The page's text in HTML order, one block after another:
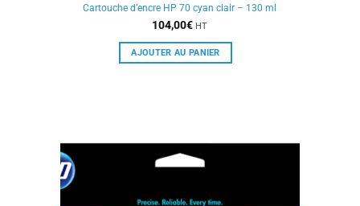
Cartouche d’encre HP 70 cyan clair – 130 ml
104,00€ HT
AJOUTER AU PANIER